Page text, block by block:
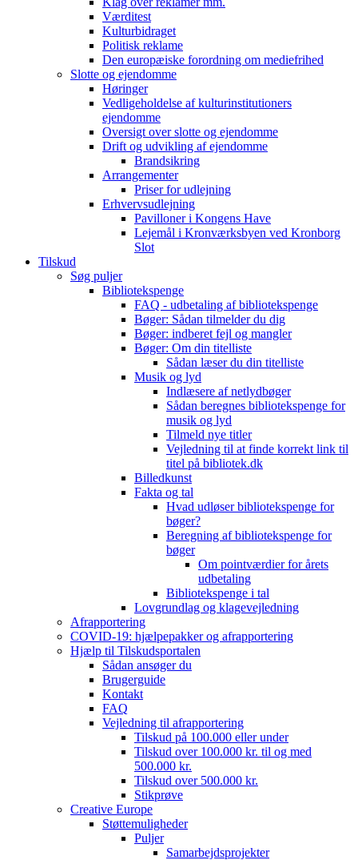
Værditest
Kulturbidraget
Politisk reklame
Den europæiske forordning om mediefrihed
Slotte og ejendomme
Høringer
Vedligeholdelse af kulturinstitutioners
ejendomme
Oversigt over slotte og ejendomme
Drift og udvikling af ejendomme
Brandsikring
Arrangementer
Priser for udlejning
Erhvervsudlejning
Pavilloner i Kongens Have
Lejemål i Kronværksbyen ved Kronborg
Slot
Tilskud
Søg puljer
Bibliotekspenge
FAQ - udbetaling af bibliotekspenge
Bøger: Sådan tilmelder du dig
Bøger: indberet fejl og mangler
Bøger: Om din titelliste
Sådan læser du din titelliste
Musik og lyd
Indlæsere af netlydbøger
Sådan beregnes bibliotekspenge for
musik og lyd
Tilmeld nye titler
Vejledning til at finde korrekt link til
titel på bibliotek.dk
Billedkunst
Fakta og tal
Hvad udløser bibliotekspenge for
bøger?
Beregning af bibliotekspenge for
bøger
Om pointværdier for årets
udbetaling
Bibliotekspenge i tal
Lovgrundlag og klagevejledning
Afrapportering
COVID-19: hjælpepakker og afrapportering
Hjælp til Tilskudsportalen
Sådan ansøger du
Brugerguide
Kontakt
FAQ
Vejledning til afrapportering
Tilskud på 100.000 eller under
Tilskud over 100.000 kr. til og med
500.000 kr.
Tilskud over 500.000 kr.
Stikprøve
Creative Europe
Støttemuligheder
Puljer
Samarbejdsprojekter